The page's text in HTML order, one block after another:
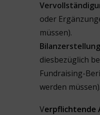
oder
müssen).
diesbezüglich
Fundraising-
werden müssen).
Verpflichtende